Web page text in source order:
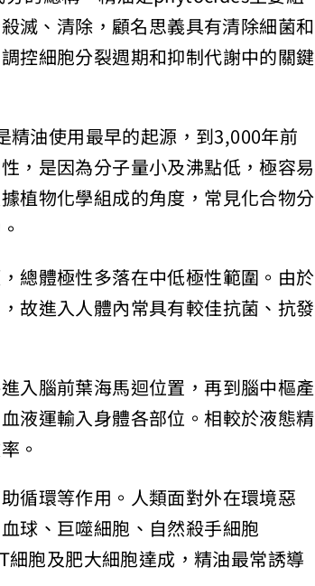
滅、清除，顧名思義具有清除細菌和
控細胞分裂週期和抑制代謝中的關鍵
油使用最早的起源，到3,000年前
，是因為分子量小及沸點低，極容易
植物化學組成的角度，常見化合物分
總體極性多落在中低極性範圍。由於
故進入人體內常具有較佳抗菌、抗發
入腦前葉海馬迴位置，再到腦中樞產
液運輸入身體各部位。相較於液態精
。
循環等作用。人類面對外在環境惡
球、巨噬細胞、自然殺手細胞
胞及肥大細胞達成，精油最常誘導